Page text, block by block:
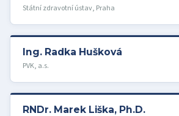
Státní zdravotní ústav, Praha
Ing. Radka Hušková
PVK, a.s.
RNDr. Marek Liška, Ph.D.